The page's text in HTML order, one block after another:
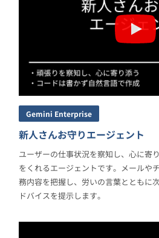
Gemini Enterprise
新人さんお守りエージェント
ユーザーの仕事状況を察知し、心に寄
をくれるエージェントです。メールや
務内容を把握し、労いの言葉とともに
ドバイスを提示します。